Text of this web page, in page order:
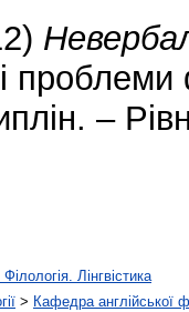
проблеми
–
Філологія. Лінгвістика
> Кафедра англійської